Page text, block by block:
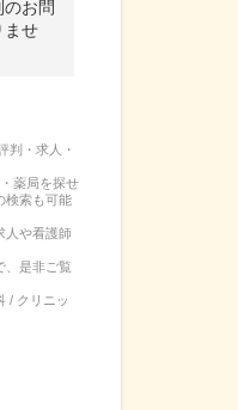
お問
ませ
判・求人・
薬局を探せ
検索も可能
人や看護師
、是非ご覧
/ クリニッ